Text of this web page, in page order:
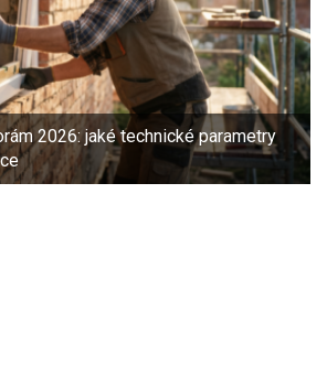
2026: jaké technické parametry